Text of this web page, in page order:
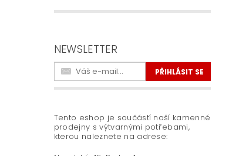
NEWSLETTER
Tento eshop je součástí naší kamenné
prodejny s výtvarnými potřebami,
kterou naleznete na adrese: